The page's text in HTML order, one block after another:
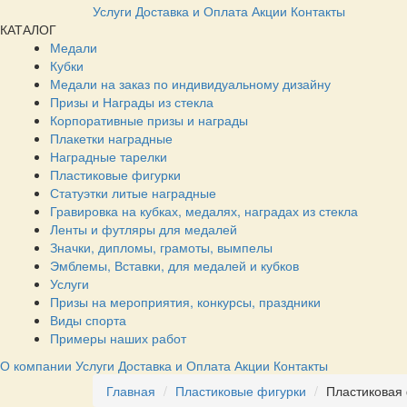
Услуги Доставка и Оплата Акции Контакты
КАТАЛОГ
Медали
Кубки
Медали на заказ по индивидуальному дизайну
Призы и Награды из стекла
Корпоративные призы и награды
Плакетки наградные
Наградные тарелки
Пластиковые фигурки
Статуэтки литые наградные
Гравировка на кубках, медалях, наградах из стекла
Ленты и футляры для медалей
Значки, дипломы, грамоты, вымпелы
Эмблемы, Вставки, для медалей и кубков
Услуги
Призы на мероприятия, конкурсы, праздники
Виды спорта
Примеры наших работ
О компании Услуги Доставка и Оплата Акции Контакты
Главная
Пластиковые фигурки